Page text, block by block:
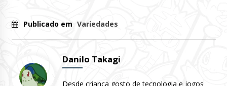
Publicado em Variedades
Danilo Takagi
Desde criança gosto de tecnologia e jogos